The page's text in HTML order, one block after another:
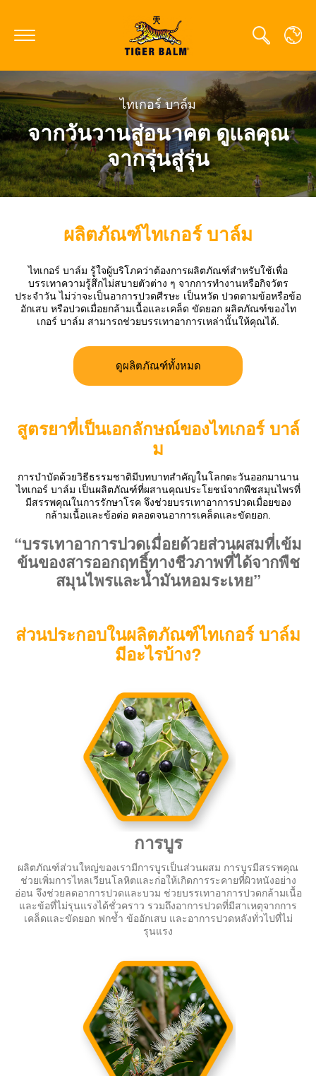
GLOBAL
CANADA
FRANCE
GERMANY
HONG KONG SAR
MIDDLE EAST
NETHERLANDS
SINGAPORE
TAIWAN
THAILAND
UNITED STATES
ไทเกอร์ บาล์ม
จากวันวานสู่อนาคต ดูแลคุณ
จากรุ่นสู่รุ่น
ผลิตภัณฑ์ไทเกอร์ บาล์ม
ไทเกอร์ บาล์ม รู้ใจผู้บริโภคว่าต้องการผลิตภัณฑ์สำหรับใช้เพื่อ
บรรเทาความรู้สึกไม่สบายตัวต่าง ๆ จากการทำงานหรือกิจวัตร
ประจำวัน ไม่ว่าจะเป็นอาการปวดศีรษะ เป็นหวัด ปวดตามข้อหรือข้อ
อักเสบ หรือปวดเมื่อยกล้ามเนื้อและเคล็ด ขัดยอก ผลิตภัณฑ์ของไท
เกอร์ บาล์ม สามารถช่วยบรรเทาอาการเหล่านั้นให้คุณได้.
ดูผลิตภัณฑ์ทั้งหมด
สูตรยาที่เป็นเอกลักษณ์ของไทเกอร์ บาล์
ม
การบำบัดด้วยวิธีธรรมชาติมีบทบาทสำคัญในโลกตะวันออกมานาน
ไทเกอร์ บาล์ม เป็นผลิตภัณฑ์ที่ผสานคุณประโยชน์จากพืชสมุนไพรที่
มีสรรพคุณในการรักษาโรค จึงช่วยบรรเทาอาการปวดเมื่อยของ
กล้ามเนื้อและข้อต่อ ตลอดจนอาการเคล็ดและขัดยอก.
“บรรเทาอาการปวดเมื่อยด้วยส่วนผสมที่เข้ม
ข้นของสารออกฤทธิ์ทางชีวภาพที่ได้จากพืช
สมุนไพรและน้ำมันหอมระเหย”
ส่วนประกอบในผลิตภัณฑ์ไทเกอร์ บาล์ม
มีอะไรบ้าง?
การบูร
ผลิตภัณฑ์ส่วนใหญ่ของเรามีการบูรเป็นส่วนผสม การบูรมีสรรพคุณ
ช่วยเพิ่มการไหลเวียนโลหิตและก่อให้เกิดการระคายที่ผิวหนังอย่าง
อ่อน จึงช่วยลดอาการปวดและบวม ช่วยบรรเทาอาการปวดกล้ามเนื้อ
และข้อที่ไม่รุนแรงได้ชั่วคราว รวมถึงอาการปวดที่มีสาเหตุจากการ
เคล็ดและขัดยอก ฟกช้ำ ข้ออักเสบ และอาการปวดหลังทั่วไปที่ไม่
รุนแรง